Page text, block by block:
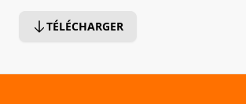
TÉLÉCHARGER